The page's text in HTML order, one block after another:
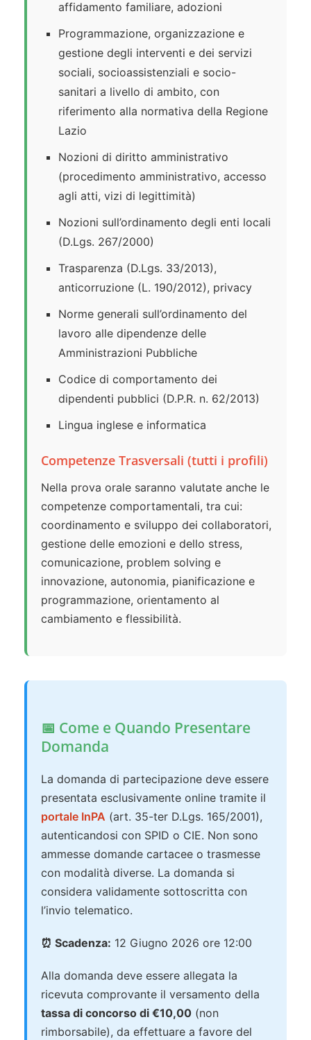
affidamento familiare, adozioni
Programmazione, organizzazione e
gestione degli interventi e dei servizi
sociali, socioassistenziali e socio-
sanitari a livello di ambito, con
riferimento alla normativa della Regione
Lazio
Nozioni di diritto amministrativo
(procedimento amministrativo, accesso
agli atti, vizi di legittimità)
Nozioni sull’ordinamento degli enti locali
(D.Lgs. 267/2000)
Trasparenza (D.Lgs. 33/2013),
anticorruzione (L. 190/2012), privacy
Norme generali sull’ordinamento del
lavoro alle dipendenze delle
Amministrazioni Pubbliche
Codice di comportamento dei
dipendenti pubblici (D.P.R. n. 62/2013)
Lingua inglese e informatica
Competenze Trasversali (tutti i profili)
Nella prova orale saranno valutate anche le
competenze comportamentali, tra cui:
coordinamento e sviluppo dei collaboratori,
gestione delle emozioni e dello stress,
comunicazione, problem solving e
innovazione, autonomia, pianificazione e
programmazione, orientamento al
cambiamento e flessibilità.
📅 Come e Quando Presentare
Domanda
La domanda di partecipazione deve essere
presentata esclusivamente online tramite il
portale InPA (art. 35-ter D.Lgs. 165/2001),
autenticandosi con SPID o CIE. Non sono
ammesse domande cartacee o trasmesse
con modalità diverse. La domanda si
considera validamente sottoscritta con
l’invio telematico.
⏰ Scadenza: 12 Giugno 2026 ore 12:00
Alla domanda deve essere allegata la
ricevuta comprovante il versamento della
tassa di concorso di €10,00 (non
rimborsabile), da effettuare a favore del